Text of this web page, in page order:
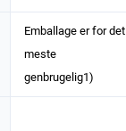
Emballage er for det
meste
genbrugelig1)